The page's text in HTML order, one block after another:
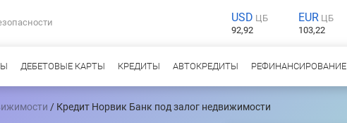
USD ЦБ
92,92
EUR ЦБ
103,22
ДЕБЕТОВЫЕ КАРТЫ КРЕДИТЫ АВТОКРЕДИТЫ РЕФИНАНСИРОВАНИЕ
/ Кредит Норвик Банк под залог недвижимости